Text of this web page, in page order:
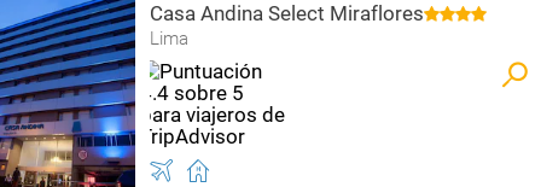
Casa Andina Select Miraflores
Lima